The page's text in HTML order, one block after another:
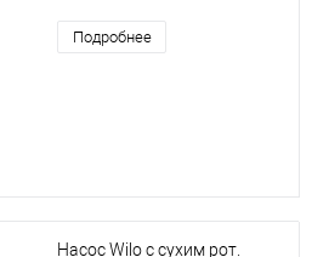
Подробнее
Насос Wilo с сухим рот.